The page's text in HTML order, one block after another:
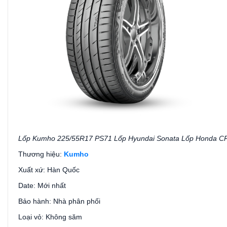
Lốp Kumho 225/55R17 PS71 Lốp Hyundai Sonata Lốp Honda
Thương hiệu: Kumho
Xuất xứ: Hàn Quốc
Date: Mới nhất
Bảo hành: Nhà phân phối
Loại vỏ: Không săm